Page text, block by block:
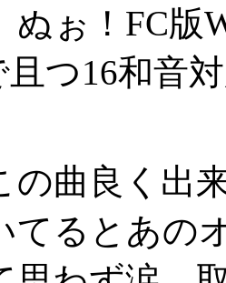
ぬぉ！FC版
且つ16和音
の曲良く出
てるとあの